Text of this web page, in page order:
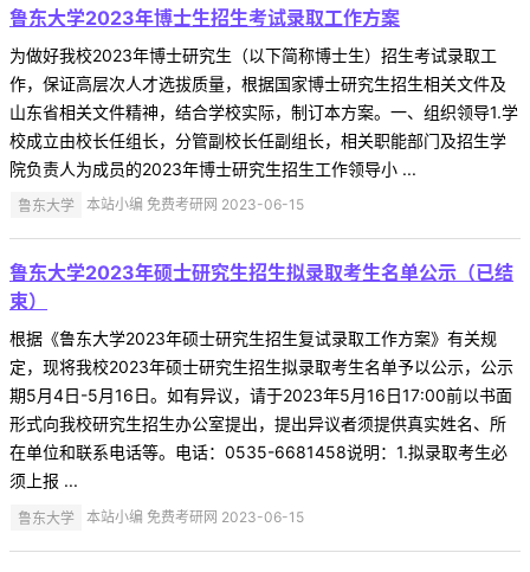
鲁东大学2023年博士生招生考试录取工作方案
为做好我校2023年博士研究生（以下简称博士生）招生考试录取工
作，保证高层次人才选拔质量，根据国家博士研究生招生相关文件及
山东省相关文件精神，结合学校实际，制订本方案。一、组织领导1.学
校成立由校长任组长，分管副校长任副组长，相关职能部门及招生学
院负责人为成员的2023年博士研究生招生工作领导小 ...
鲁东大学 本站小编 免费考研网 2023-06-15
鲁东大学2023年硕士研究生招生拟录取考生名单公示（已结
束）
根据《鲁东大学2023年硕士研究生招生复试录取工作方案》有关规
定，现将我校2023年硕士研究生招生拟录取考生名单予以公示，公示
期5月4日-5月16日。如有异议，请于2023年5月16日17:00前以书面
形式向我校研究生招生办公室提出，提出异议者须提供真实姓名、所
在单位和联系电话等。电话：0535-6681458说明：1.拟录取考生必
须上报 ...
鲁东大学 本站小编 免费考研网 2023-06-15